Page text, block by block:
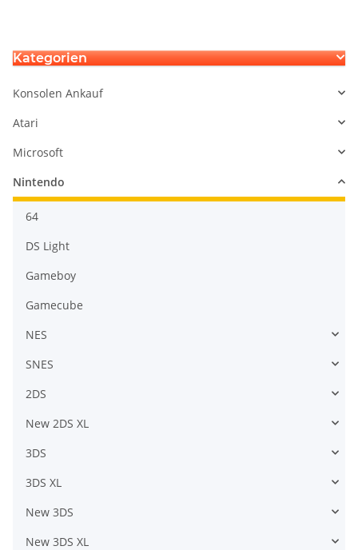
Kategorien
Konsolen Ankauf
Atari
Microsoft
Nintendo
64
DS Light
Gameboy
Gamecube
NES
SNES
2DS
New 2DS XL
3DS
3DS XL
New 3DS
New 3DS XL